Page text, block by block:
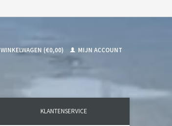
WINKELWAGEN (€0,00) MIJN ACCOUNT
KLANTENSERVICE